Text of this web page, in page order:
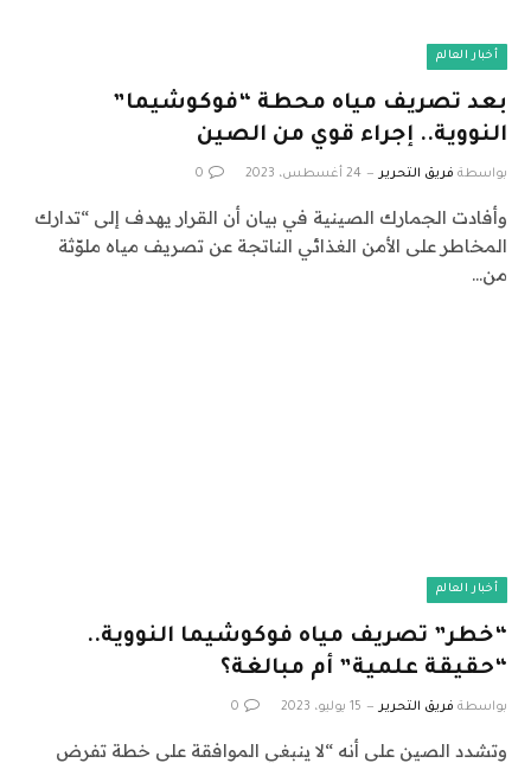
أخبار العالم
بعد تصريف مياه محطة “فوكوشيما”
النووية.. إجراء قوي من الصين
بواسطة فريق التحرير 24 أغسطس، 2023 0
وأفادت الجمارك الصينية في بيان أن القرار يهدف إلى “تدارك
المخاطر على الأمن الغذائي الناتجة عن تصريف مياه ملوّثة
من…
أخبار العالم
“خطر” تصريف مياه فوكوشيما النووية..
“حقيقة علمية” أم مبالغة؟
بواسطة فريق التحرير 15 يوليو، 2023 0
وتشدد الصين على أنه “لا ينبغي الموافقة على خطة تفرض